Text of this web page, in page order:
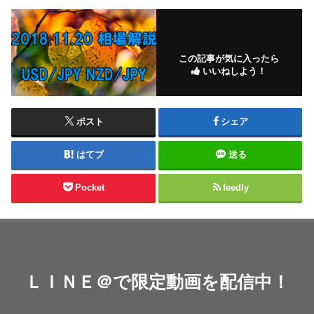
この記事が気に入ったら
いいねしよう！
ポスト シェア
はてブ 送る
Pocket feedly
ＬＩＮＥ＠で限定動画を配信中！